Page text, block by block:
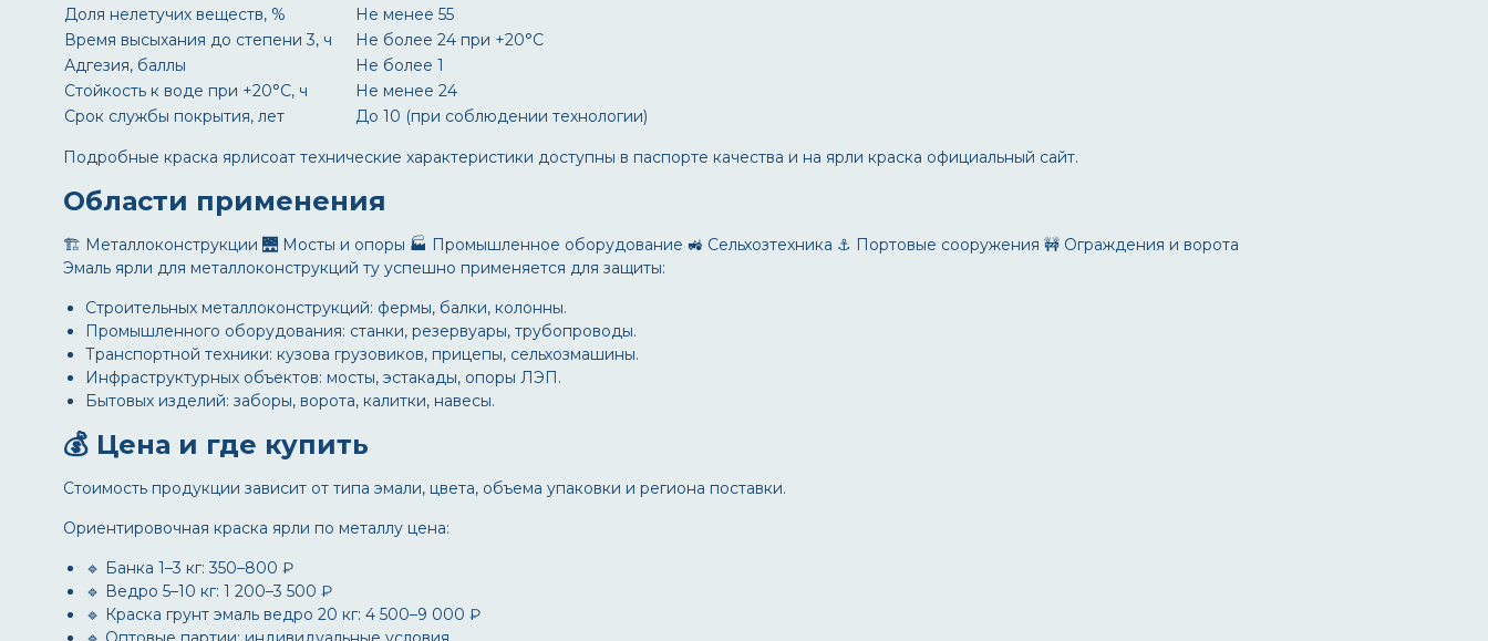
Доля нелетучих веществ, %
Не менее 55
Время высыхания до степени 3, ч
Не более 24 при +20°C
Адгезия, баллы
Не более 1
Стойкость к воде при +20°C, ч
Не менее 24
Срок службы покрытия, лет
До 10 (при соблюдении технологии)
Подробные краска ярлисоат технические характеристики доступны в паспорте качества и на ярли краска официальный сайт.
Области применения
🏗️ Металлоконструкции 🌉 Мосты и опоры 🏭 Промышленное оборудование 🚜 Сельхозтехника ⚓ Портовые сооружения 🚧 Ограждения и ворота
Эмаль ярли для металлоконструкций ту успешно применяется для защиты:
Строительных металлоконструкций: фермы, балки, колонны.
Промышленного оборудования: станки, резервуары, трубопроводы.
Транспортной техники: кузова грузовиков, прицепы, сельхозмашины.
Инфраструктурных объектов: мосты, эстакады, опоры ЛЭП.
Бытовых изделий: заборы, ворота, калитки, навесы.
💰 Цена и где купить
Стоимость продукции зависит от типа эмали, цвета, объема упаковки и региона поставки.
Ориентировочная краска ярли по металлу цена:
🔹 Банка 1–3 кг: 350–800 ₽
🔹 Ведро 5–10 кг: 1 200–3 500 ₽
🔹 Краска грунт эмаль ведро 20 кг: 4 500–9 000 ₽